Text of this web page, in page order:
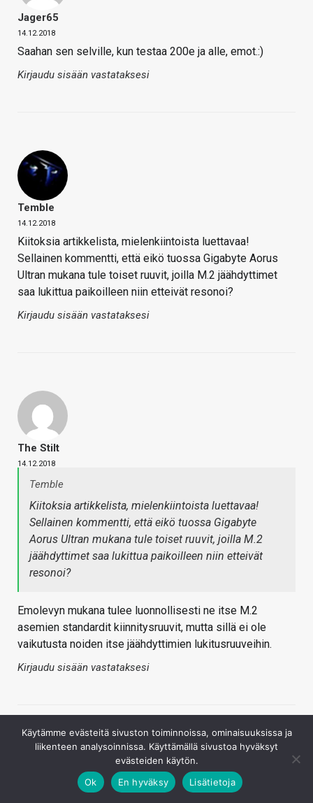
Jager65
14.12.2018
Saahan sen selville, kun testaa 200e ja alle, emot.:)
Kirjaudu sisään vastataksesi
Temble
14.12.2018
Kiitoksia artikkelista, mielenkiintoista luettavaa!
Sellainen kommentti, että eikö tuossa Gigabyte Aorus
Ultran mukana tule toiset ruuvit, joilla M.2 jäähdyttimet
saa lukittua paikoilleen niin etteivät resonoi?
Kirjaudu sisään vastataksesi
The Stilt
14.12.2018
Temble
Kiitoksia artikkelista, mielenkiintoista luettavaa!
Sellainen kommentti, että eikö tuossa Gigabyte
Aorus Ultran mukana tule toiset ruuvit, joilla M.2
jäähdyttimet saa lukittua paikoilleen niin etteivät
resonoi?
Emolevyn mukana tulee luonnollisesti ne itse M.2
asemien standardit kiinnitysruuvit, mutta sillä ei ole
vaikutusta noiden itse jäähdyttimien lukitusruuveihin.
Kirjaudu sisään vastataksesi
Käytämme evästeitä sivuston toiminnoissa, ominaisuuksissa ja
liikenteen analysoinnissa. Käyttämällä sivustoa hyväksyt
evästeiden käytön.
Ok
En hyväksy Lisätietoja